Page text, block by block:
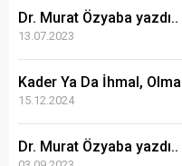
Dr. Murat Özyaba
13.07.2023
Kader Ya Da İhmal,
15.12.2024
Dr. Murat Özyaba